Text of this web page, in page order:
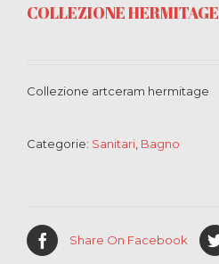
COLLEZIONE HERMITAGE
Collezione artceram hermitage
Categorie: Sanitari Bagno
Share On Facebook